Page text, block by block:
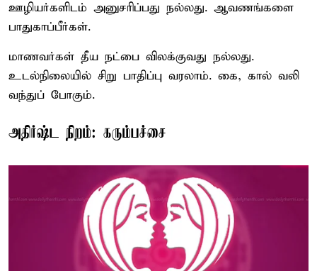
ஊழியர்களிடம் அனுசரிப்பது நல்லது. ஆவணங்களை
பாதுகாப்பீர்கள்.
மாணவர்கள் தீய நட்பை விலக்குவது நல்லது.
உடல்நிலையில் சிறு பாதிப்பு வரலாம். கை, கால் வலி
வந்துப் போகும்.
அதிர்ஷ்ட நிறம்: கரும்பச்சை